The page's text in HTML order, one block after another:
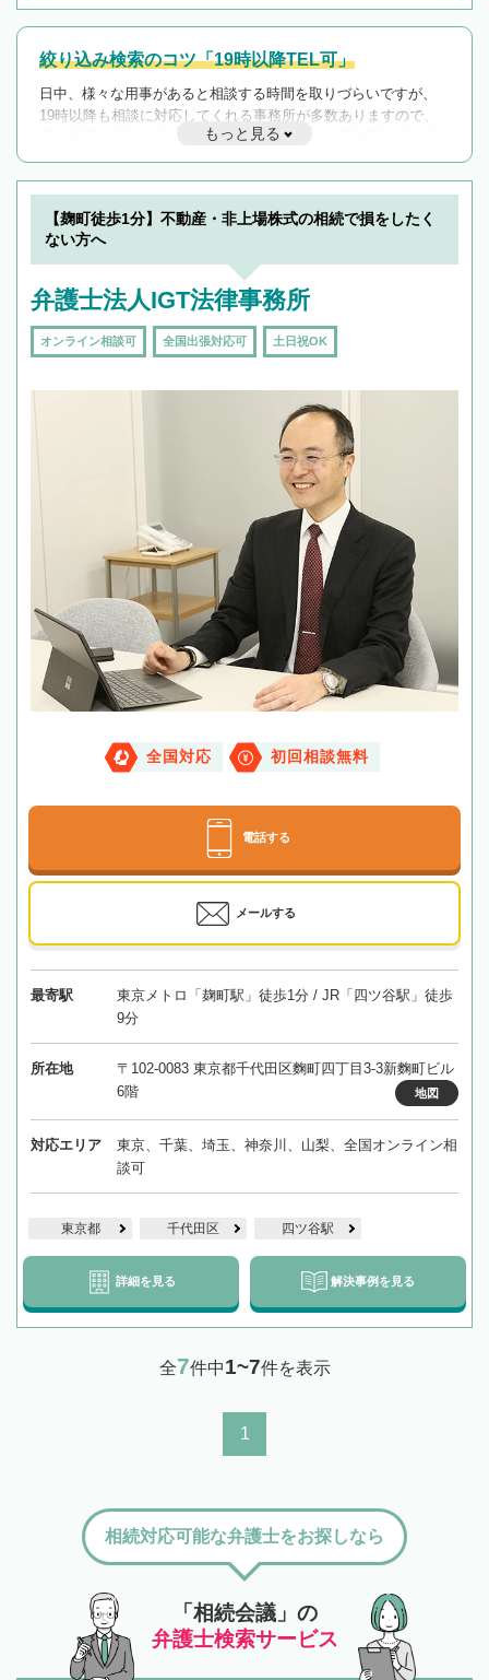
絞り込み検索のコツ「19時以降TEL可」
日中、様々な用事があると相談する時間を取りづらいですが、
19時以降も相談に対応してくれる事務所が多数ありますので、
遅い時間の相談が増えそうな場合はそのような事務所に絞り込
んで検索してみましょう。
19時以降TEL可の条件
を加えて再検索
もっと見る
【麹町徒歩1分】不動産・非上場株式の相続で損をしたく
ない方へ
弁護士法人IGT法律事務所
オンライン相談可 全国出張対応可 土日祝OK
全国対応 初回相談無料
電話する
メールする
最寄駅
東京メトロ「麹町駅」徒歩1分 / JR「四ツ谷駅」徒歩
9分
所在地
〒102-0083 東京都千代田区麴町四丁目3-3新麴町ビル
6階
地図
対応エリア
東京、千葉、埼玉、神奈川、山梨、全国オンライン相
談可
東京都 千代田区 四ツ谷駅
詳細を見る 解決事例を見る
全7件中1~7件を表示
1
「相続会議」の
弁護士検索サービス
相続対応可能な弁護士をお探しなら